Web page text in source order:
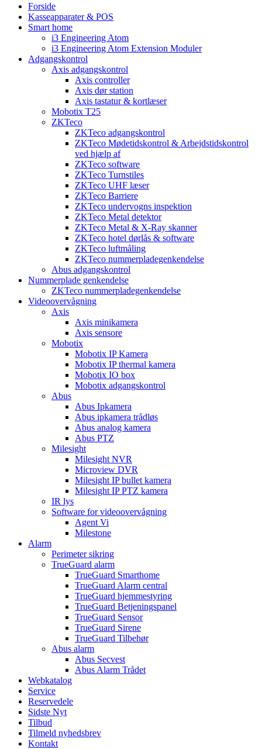
Forside
Kasseapparater & POS
Smart home
i3 Engineering Atom
i3 Engineering Atom Extension Moduler
Adgangskontrol
Axis adgangskontrol
Axis controller
Axis dør station
Axis tastatur & kortlæser
Mobotix T25
ZKTeco
ZKTeco adgangskontrol
ZKTeco Mødetidskontrol & Arbejdstidskontrol
ved hjælp af
ZKTeco software
ZKTeco Turnstiles
ZKTeco UHF læser
ZKTeco Barriere
ZKTeco undervogns inspektion
ZKTeco Metal detektor
ZKTeco Metal & X-Ray skanner
ZKTeco hotel dørlås & software
ZKTeco luftmåling
ZKTeco nummerpladegenkendelse
Abus adgangskontrol
Nummerplade genkendelse
ZKTeco nummerpladegenkendelse
Videoovervågning
Axis
Axis minikamera
Axis sensore
Mobotix
Mobotix IP Kamera
Mobotix IP thermal kamera
Mobotix IO box
Mobotix adgangskontrol
Abus
Abus Ipkamera
Abus ipkamera trådløs
Abus analog kamera
Abus PTZ
Milesight
Milesight NVR
Microview DVR
Milesight IP bullet kamera
Milesight IP PTZ kamera
IR lys
Software for videoovervågning
Agent Vi
Milestone
Alarm
Perimeter sikring
TrueGuard alarm
TrueGuard Smarthome
TrueGuard Alarm central
TrueGuard hjemmestyring
TrueGuard Betjeningspanel
TrueGuard Sensor
TrueGuard Sirene
TrueGuard Tilbehør
Abus alarm
Abus Secvest
Abus Alarm Trådet
Webkatalog
Service
Reservedele
Sidste Nyt
Tilbud
Tilmeld nyhedsbrev
Kontakt